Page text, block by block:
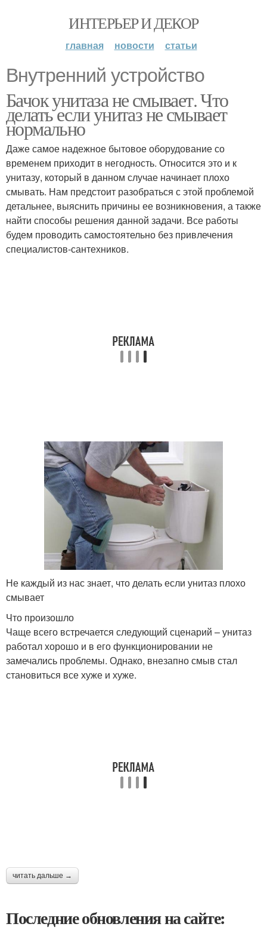
ИНТЕРЬЕР И ДЕКОР
главная новости статьи
Внутренний устройство
Бачок унитаза не смывает. Что
делать если унитаз не смывает
нормально
Даже самое надежное бытовое оборудование со
временем приходит в негодность. Относится это и к
унитазу, который в данном случае начинает плохо
смывать. Нам предстоит разобраться с этой проблемой
детальнее, выяснить причины ее возникновения, а также
найти способы решения данной задачи. Все работы
будем проводить самостоятельно без привлечения
специалистов-сантехников.
Не каждый из нас знает, что делать если унитаз плохо
смывает
Что произошло
Чаще всего встречается следующий сценарий – унитаз
работал хорошо и в его функционировании не
замечались проблемы. Однако, внезапно смыв стал
становиться все хуже и хуже.
читать дальше →
Последние обновления на сайте: